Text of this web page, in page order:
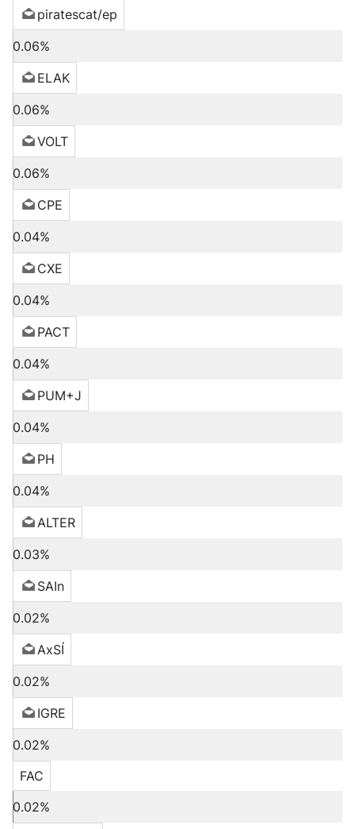
piratescat/ep
0.06%
ELAK
0.06%
VOLT
0.06%
CPE
0.04%
CXE
0.04%
PACT
0.04%
PUM+J
0.04%
PH
0.04%
ALTER
0.03%
SAIn
0.02%
AxSÍ
0.02%
IGRE
0.02%
FAC
0.02%